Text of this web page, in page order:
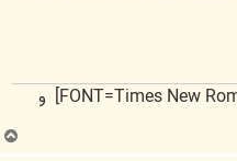
[FONT=Times New Roman] [FONT=Times New Roman] و
ب